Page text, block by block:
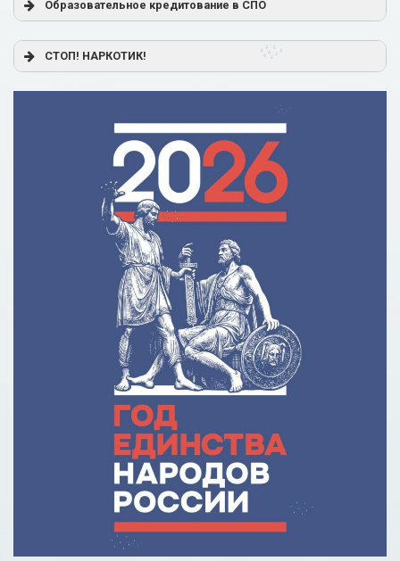
Образовательное кредитование в СПО
Постановление Правительства РФ от 17.11.2025 г. № 1824
«О государственной поддержке образовательного
кредитования»
Распоряжение Правительства РФ от 17.11.2025 г. № 3326-
р
Образовательное кредитование: пособие для студентов
Кредит на образование с господдержкой
Причины для изменения условий по образовательному
кредиту
СТОП! НАРКОТИК!
Сделай правильный выбор